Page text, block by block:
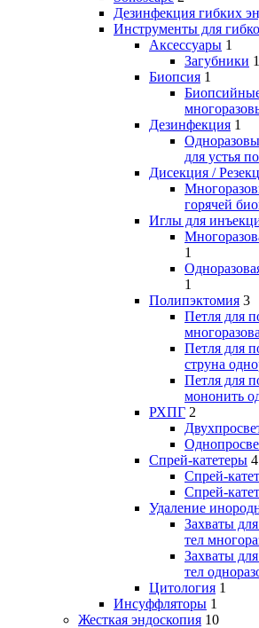
Дезинфекция гибких
Инструменты для
Аксессуары 1
Загубники 1
Биопсия 1
Дезинфекция 1
для устья
Дисекция /
горячей
Иглы для
1
1
Полипэктомия 3
Петля для
Петля для
струна
Петля для
мононить
РХПГ 2
Спрей-катетеры 4
Спрей-
Спрей-
Удаление
Захваты
тел
Захваты
тел
Цитология 1
Инсуффляторы 1
Жесткая эндоскопия 10